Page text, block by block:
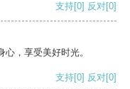
支持[0] 反对[0]
，享受美好时光。
支持[0] 反对[0]